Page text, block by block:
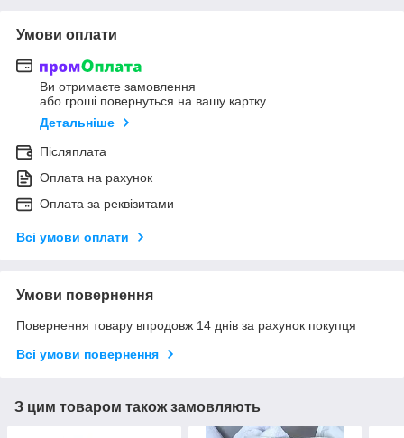
Умови оплати
Ви отримаєте замовлення
або гроші повернуться на вашу картку
Детальніше
Післяплата
Оплата на рахунок
Оплата за реквізитами
Всі умови оплати
Умови повернення
Повернення товару впродовж 14 днів за рахунок покупця
Всі умови повернення
З цим товаром також замовляють